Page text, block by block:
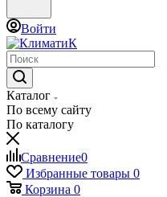
Войти
Каталог
По всему сайту
По каталогу
Сравнение0
Избранные товары 0
Корзина 0